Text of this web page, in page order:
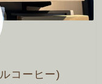
コーヒー)